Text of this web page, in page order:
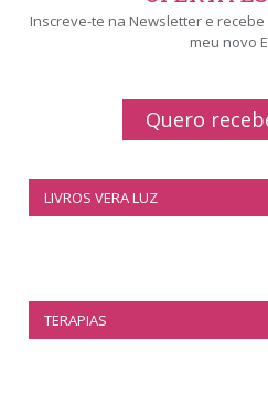
Inscreve-te na Newsletter e
meu novo
Quero
LIVROS VERA LUZ
TERAPIAS